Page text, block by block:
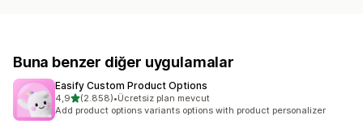
Buna benzer diğer uygulamalar
Easify Custom Product Options
4,95 yıldız üzerinden
(2.858)
toplam 2858 değerlendirme
•Ücretsiz plan mevcut
Add product options variants options with product personalizer